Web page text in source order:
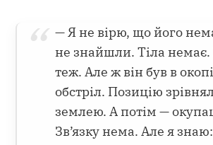
— Я не вірю, що його
не знайшли. Тіла
теж. Але ж він був в
обстріл. Позицію
землею. А потім —
Зв’язку нема. Але я